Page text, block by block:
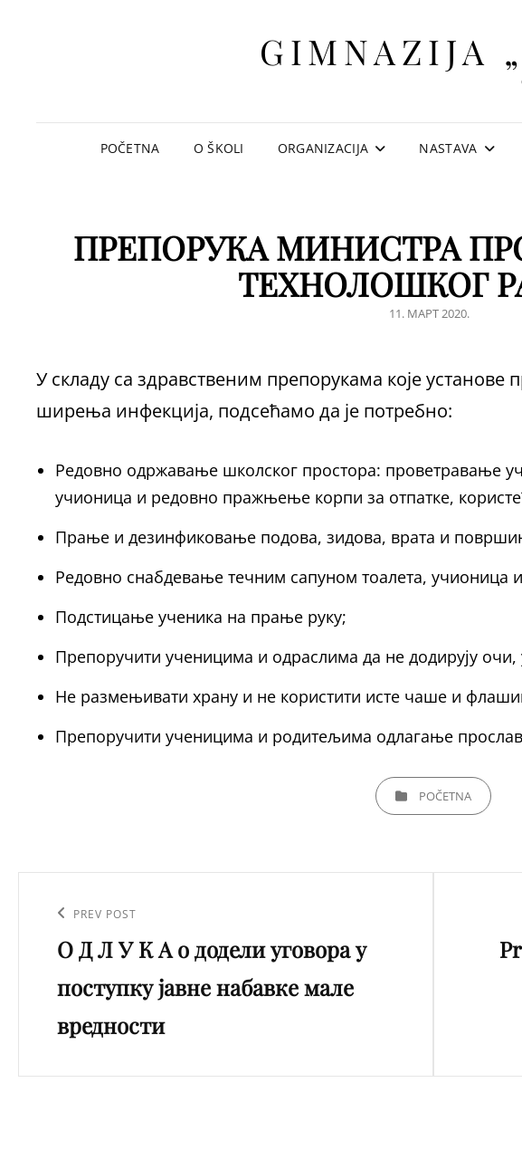
GIMNAZIJA
POČETNA O ŠKOLI ORGANIZACIJA NASTAVA
ПРЕПОРУКА МИНИСТРА
ТЕХНОЛОШКОГ
POSTED
11. МАРТ 2020.
У складу са здравственим препорукама које
ширења инфекција, подсећамо да је потребно:
Редовно одржавање школског простора: проветравање
учионица и редовно пражњење корпи за отпатке,
Прање и дезинфиковање подова, зидова, врата и
Редовно снабдевање течним сапуном тоалета, учионица и
Подстицање ученика на прање руку;
Препоручити ученицима и одраслима да не додирују
Не размењивати храну и не користити исте чаше и
Препоручити ученицима и родитељима одлагање
CATEGORIESPOČETNA
чланка
Previous
Post
PREV POST
О Д Л У К А о додели уговора у
поступку јавне набавке мале
вредности
Post